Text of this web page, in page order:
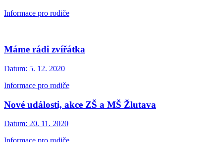
Informace pro rodiče
Máme rádi zvířátka
Datum: 5. 12. 2020
Informace pro rodiče
Nové události, akce ZŠ a MŠ Žlutava
Datum: 20. 11. 2020